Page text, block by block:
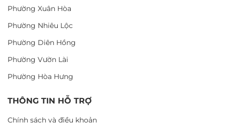
Phường Xuân Hòa
Phường Nhiêu Lộc
Phường Diên Hồng
Phường Vườn Lài
Phường Hòa Hưng
THÔNG TIN HỖ TRỢ
Chính sách và điều khoản